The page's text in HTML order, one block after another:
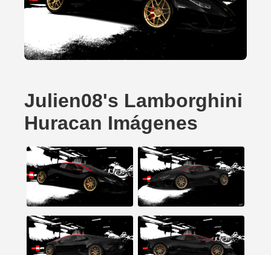
Julien08's Lamborghini
Huracan Imágenes